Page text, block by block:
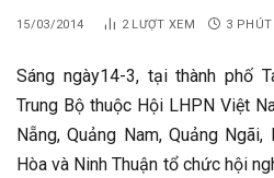
15/03/2014 2 LƯỢT XEM 3 PHÚT
Sáng ngày14-3, tại thành phố
Trung Bộ thuộc Hội LHPN Việt
Nẵng, Quảng Nam, Quảng Ngãi,
Hòa và Ninh Thuận tổ chức hội